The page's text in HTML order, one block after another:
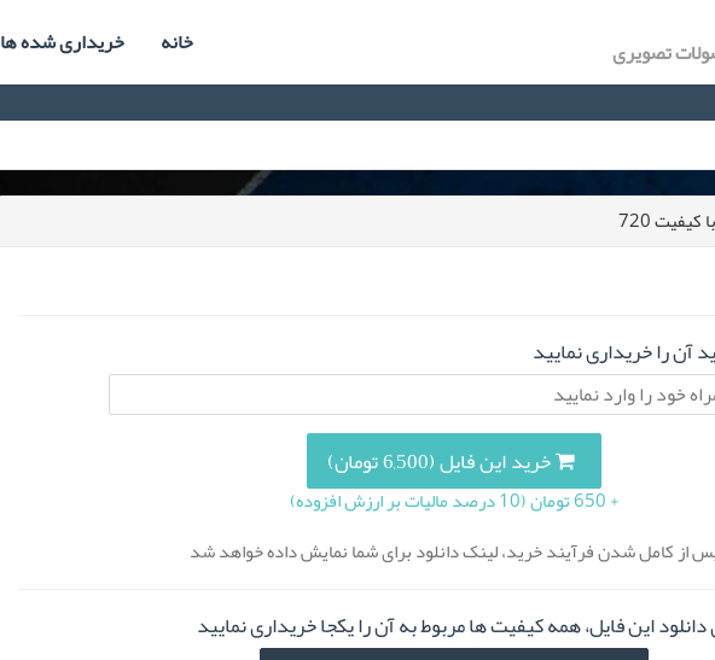
تصویری خانه خریداری شده ها
720
آن را خریداری نمایید
خرید این فایل (6,500 تومان)
+ 650 تومان (10 درصد مالیات بر ارزش افزوده)
از کامل شدن فرآیند خرید، لینک دانلود برای شما نمایش داده خواهد شد
این فایل، همه کیفیت ها مربوط به آن را یکجا خریداری نمایید